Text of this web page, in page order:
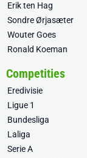
Erik ten Hag
Sondre Ørjasæter
Wouter Goes
Ronald Koeman
Competities
Eredivisie
Ligue 1
Bundesliga
Laliga
Serie A